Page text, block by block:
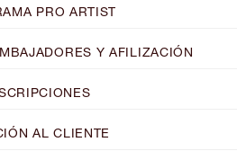
PRO ARTIST
Y AFILIZACIÓN
AL CLIENTE